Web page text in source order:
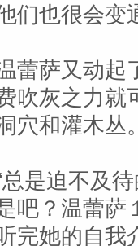
们也很会变
蕾萨又动起
吹灰之力就
穴和灌木丛
总是迫不及
吧？温蕾萨
完她的自我